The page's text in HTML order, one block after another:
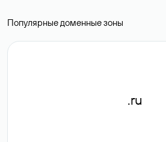
Популярные доменные зоны
.ru